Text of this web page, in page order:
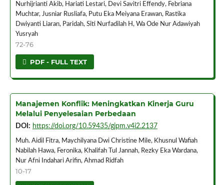
Nurhijrianti Akib, Hariati Lestari, Devi Savitri Effendy, Febriana
Muchtar, Jusniar Rusliafa, Putu Eka Meiyana Erawan, Rastika
Dwiyanti Liaran, Paridah, Siti Nurfadilah H, Wa Ode Nur Adawiyah
Yusryah
72-76
PDF - FULL TEXT
Manajemen Konflik: Meningkatkan Kinerja Guru
Melalui Penyelesaian Perbedaan
DOI: https://doi.org/10.59435/gjpm.v4i2.2137
Muh. Aidil Fitra, Maychilyana Dwi Christine Mile, Khusnul Wafiah
Nabilah Hawa, Feronika, Khalifah Tul Jannah, Rezky Eka Wardana,
Nur Afni Indahari Arifin, Ahmad Ridfah
10-17